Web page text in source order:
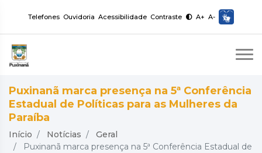
Telefones Ouvidoria Acessibilidade Contraste A+ A-
Puxinanã marca presença na 5ª Conferência
Estadual de Políticas para as Mulheres da
Paraíba
Início Notícias
Geral
Puxinanã marca presença na 5ª Conferência Estadual de